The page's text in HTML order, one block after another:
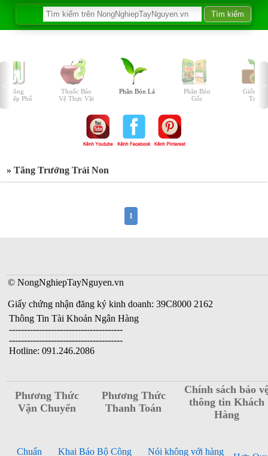
Nông
Nghiệp Phố
Thuốc Bảo
Vệ Thực Vật
Phân Bón Lá
Phân Bón
Gốc
Giống
Trồng
» Tăng Trưởng Trái Non
1
© NongNghiepTayNguyen.vn
Giấy chứng nhận đăng ký kinh doanh: 39C8000 2162
Thông Tin Tài Khoản Ngân Hàng
--------------------------------------
--------------------------------------
Hotline: 091.246.2086
Phương Thức
Vận Chuyển
Phương Thức
Thanh Toán
Chính sách bảo
thông tin Khách
Hàng
Chuẩn
Khai Báo Bộ Công
Nói không với hàng